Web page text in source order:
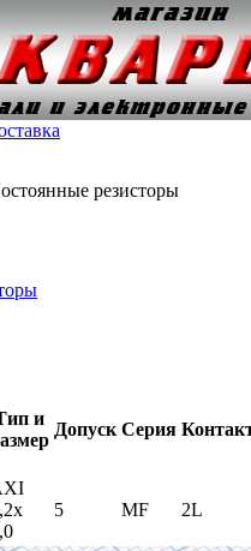
резисторы
и
Допуск Серия
5 MF 2L